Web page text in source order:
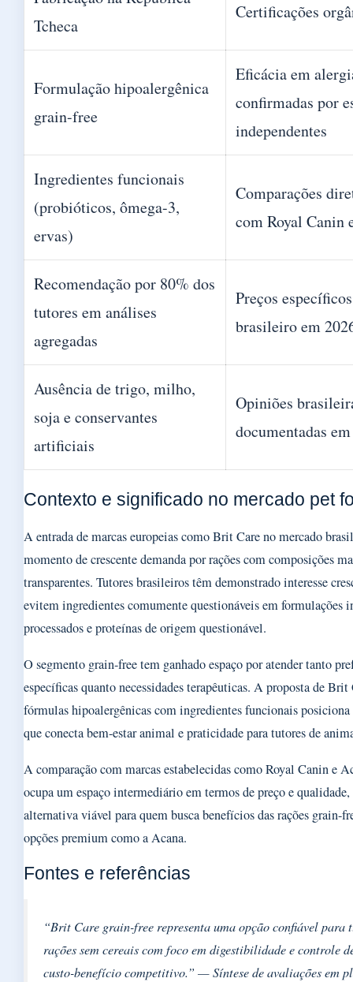
Tcheca
Certificações
Formulação hipoalergênica
grain-free
Eficácia em
confirmadas por
independentes
Ingredientes funcionais
(probióticos, ômega-3,
ervas)
Comparações
com Royal Canin
Recomendação por 80% dos
tutores em análises
agregadas
Preços
brasileiro em
Ausência de trigo, milho,
soja e conservantes
artificiais
Opiniões
documentadas
Contexto e significado no mercado pet
A entrada de marcas europeias como Brit Care no mercado
momento de crescente demanda por rações com composições
transparentes. Tutores brasileiros têm demonstrado interesse
evitem ingredientes comumente questionáveis em formulações
processados e proteínas de origem questionável.
O segmento grain-free tem ganhado espaço por atender tanto
específicas quanto necessidades terapêuticas. A proposta de
fórmulas hipoalergênicas com ingredientes funcionais
que conecta bem-estar animal e praticidade para tutores de
A comparação com marcas estabelecidas como Royal Canin e
ocupa um espaço intermediário em termos de preço e qualidade,
alternativa viável para quem busca benefícios das rações grain-
opções premium como a Acana.
Fontes e referências
“Brit Care grain-free representa uma opção confiável para
rações sem cereais com foco em digestibilidade e controle
custo-benefício competitivo.” — Síntese de avaliações em